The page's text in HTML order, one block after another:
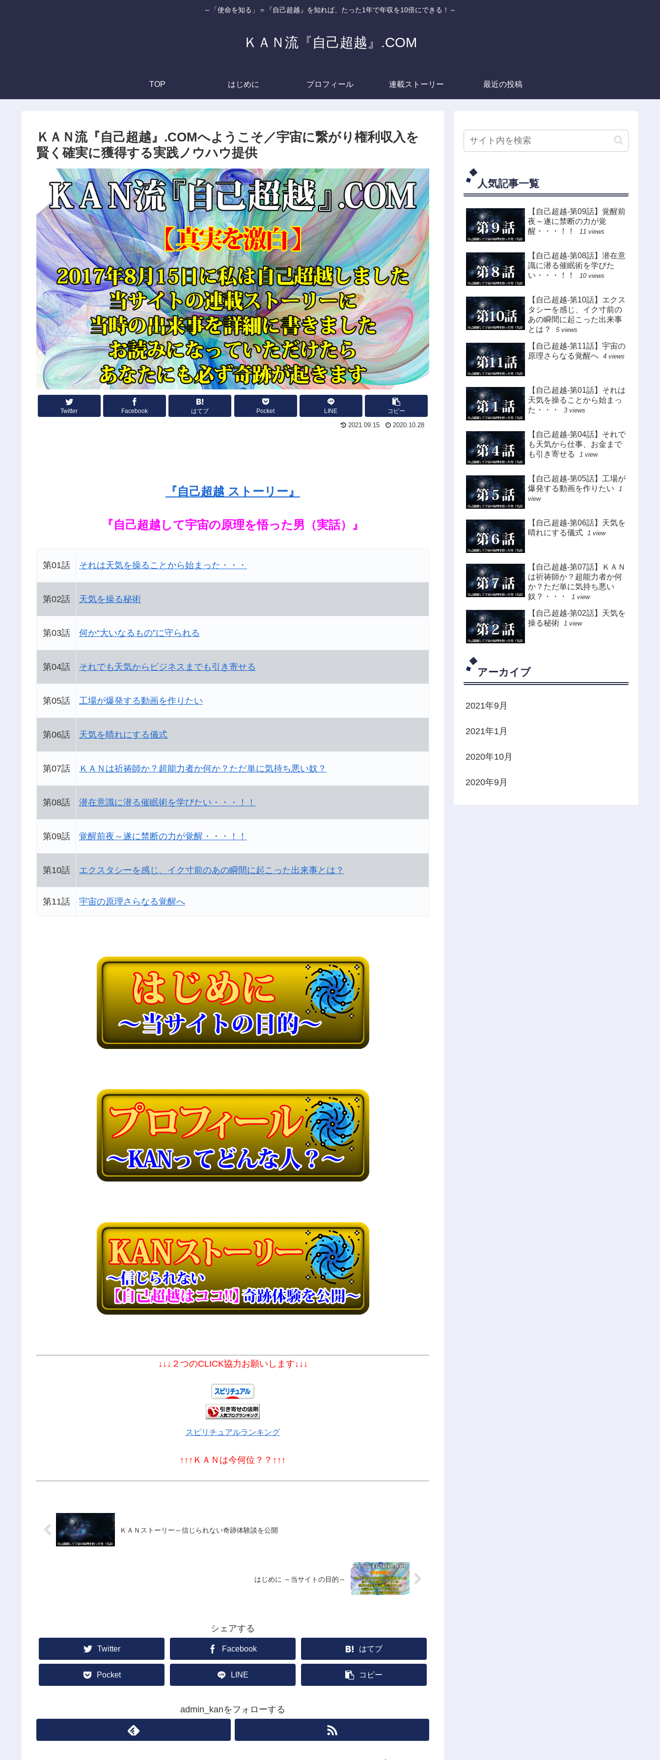
～「使命を知る」＝『自己超越』を知れば、たった1年で年収を10倍にできる！～
ＫＡＮ流『自己超越』.COM
TOP はじめに プロフィール 連載ストーリー 最近の投稿
ＫＡＮ流『自己超越』.COMへようこそ／宇宙に繋がり権利収入を
賢く確実に獲得する実践ノウハウ提供
Twitter Facebook はてブ Pocket LINE コピー
2021.09.15 2020.10.28
『自己超越 ストーリー』
『自己超越して宇宙の原理を悟った男（実話）』
第01話 それは天気を操ることから始まった・・・
第02話 天気を操る秘術
第03話 何か“大いなるもの”に守られる
第04話 それでも天気からビジネスまでも引き寄せる
第05話 工場が爆発する動画を作りたい
第06話 天気を晴れにする儀式
第07話 ＫＡＮは祈祷師か？超能力者か何か？ただ単に気持ち悪い奴？
第08話 潜在意識に潜る催眠術を学びたい・・・！！
第09話 覚醒前夜～遂に禁断の力が覚醒・・・！！
第10話 エクスタシーを感じ、イク寸前のあの瞬間に起こった出来事とは？
第11話 宇宙の原理さらなる覚醒へ
↓↓↓２つのCLICK協力お願いします↓↓↓
スピリチュアルランキング
↑↑↑ＫＡＮは今何位？？↑↑↑
ＫＡＮストーリー～信じられない奇跡体験談を公開
はじめに ～当サイトの目的～
シェアする
Twitter Facebook はてブ
Pocket LINE コピー
admin_kanをフォローする
人気記事一覧
【自己超越-第09話】覚醒前
夜～遂に禁断の力が覚
醒・・・！！
11 views
【自己超越-第08話】潜在意
識に潜る催眠術を学びた
い・・・！！
10 views
【自己超越-第10話】エクス
タシーを感じ、イク寸前の
あの瞬間に起こった出来事
とは？
5 views
【自己超越-第11話】宇宙の
原理さらなる覚醒へ 4 views
【自己超越-第01話】それは
天気を操ることから始まっ
た・・・
3 views
【自己超越-第04話】それで
も天気から仕事、お金まで
も引き寄せる
1 view
【自己超越-第05話】工場が
爆発する動画を作りたい
1
view
【自己超越-第06話】天気を
晴れにする儀式
1 view
【自己超越-第07話】ＫＡＮ
は祈祷師か？超能力者か何
か？ただ単に気持ち悪い
奴？・・・
1 view
【自己超越-第02話】天気を
操る秘術
1 view
アーカイブ
2021年9月
2021年1月
2020年10月
2020年9月